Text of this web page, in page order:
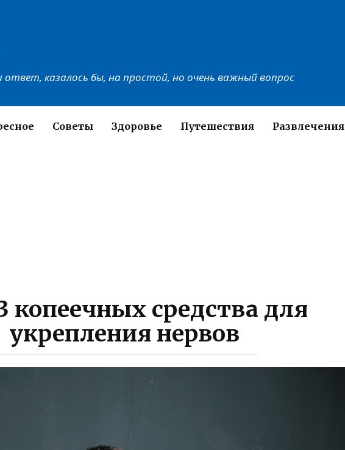
казалось бы, на простой, но очень важный вопрос
Советы Здоровье Путешествия Развлечения
копеечных средства для
укрепления нервов